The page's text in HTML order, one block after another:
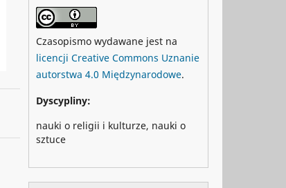
Czasopismo wydawane jest na
licencji Creative Commons Uznanie
autorstwa 4.0 Międzynarodowe.
Dyscypliny:
nauki o religii i kulturze, nauki o
sztuce